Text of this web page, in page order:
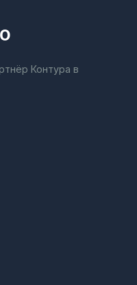
Контура в